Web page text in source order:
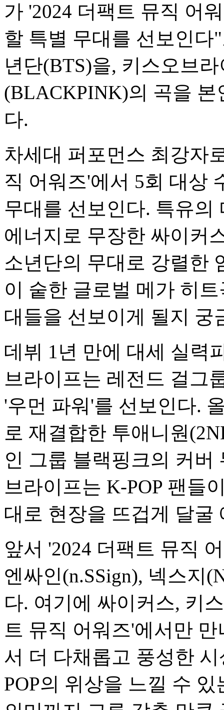
가 '2024 더팩트 뮤직 어
할 특별 무대를 선보인
년단(BTS)을, 키스오브
(BLACKPINK)의 곡을
다.
차세대 퍼포먼스 최강자
직 어워즈'에서 5회 대상
무대를 선보인다. 특유의
에너지로 무장한 싸이커
소년단의 무대로 강렬한
이 숱한 글로벌 메가 히
대들을 선보이게 될지 궁
데뷔 1년 만에 대세 실력
브라이프는 레전드 걸그
'우먼 파워'를 선보인다.
로 재결합한 투애니원
인 그룹 블랙핑크의 커
브라이프는 K-POP 팬들
대로 현장을 뜨겁게 달굴
앞서 '2024 더팩트 뮤직
엔싸인(n.SSign), 넥스지
다. 여기에 싸이커스, 키
트 뮤직 어워즈'에서만
서 더 다채롭고 풍성한
POP의 위상을 느낄 수